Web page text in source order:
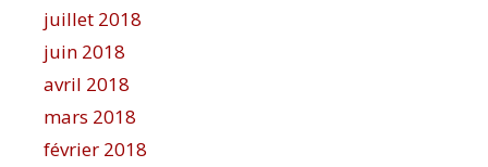
juillet 2018
juin 2018
avril 2018
mars 2018
février 2018